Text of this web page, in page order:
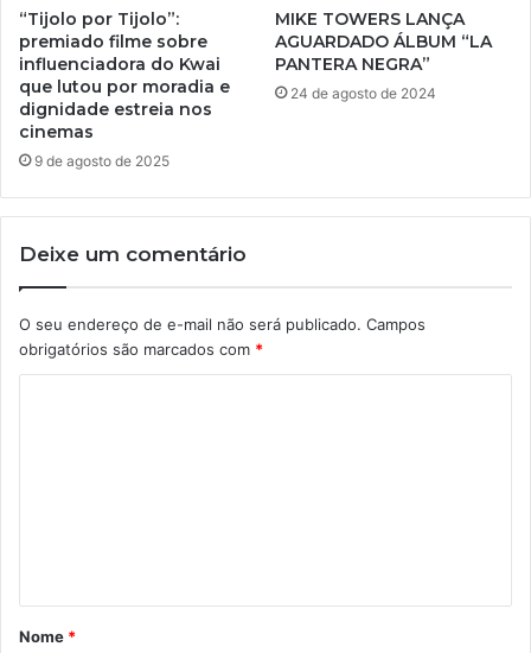
“Tijolo por Tijolo”:
premiado filme sobre
influenciadora do Kwai
que lutou por moradia e
dignidade estreia nos
cinemas
9 de agosto de 2025
MIKE TOWERS LANÇA
AGUARDADO ÁLBUM “LA
PANTERA NEGRA”
24 de agosto de 2024
Deixe um comentário
O seu endereço de e-mail não será publicado. Campos
obrigatórios são marcados com *
á
r
Nome *